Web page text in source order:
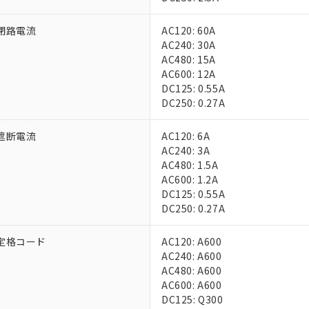
路電流
AC120: 60A
AC240: 30A
AC480: 15A
AC600: 12A
DC125: 0.55A
DC250: 0.27A
断電流
AC120: 6A
AC240: 3A
AC480: 1.5A
AC600: 1.2A
DC125: 0.55A
DC250: 0.27A
格コード
AC120: A600
AC240: A600
AC480: A600
AC600: A600
DC125: Q300
および標準価格はお客様のお取引先、またはお客様担当のオムロ
相談ください。
販売ネットワーク
標準価格結果を当社の事前の承諾なく第三者に漏洩または開示し
能（部品リスト作成サービス）をご利用いただくには、I-Webメンバ
・サービスに関するお客様との取引・商談に必要な範囲で利用す
"個人情報の共同利用に関して"
の「1.共同利用者の
状況などにより、予定月が前後することがあります。
をダウンロードすることができます。
時点で非含有を証明するもので、過去に遡って非含有を証明するも
フタル酸エステル類４物質の対応では、対応完了までの期間は出
考欄に対応日を記載しておりました。
への在庫切替を完了していることから、特段のことがない限り、
10物質）のすべてが基準値以下であることを示します。
状況下において有害物質が外部に漏えいし、環境に深刻な影響を及
。当社販売部門へお問い合わせください。
を、核兵器、ミサイル、化学兵器、生物兵器またはその他武器並
いたしません。
品を第三者に販売する場合は、上記1、2および3の内容を当該第三
売先および販売に係わる関係者が違法に輸出するおそれがある場
満たないが在庫あり
(最新の在庫状況については、お客様のお取引先、またはお客様担当
機種、また在庫状況の情報を公開していない機種